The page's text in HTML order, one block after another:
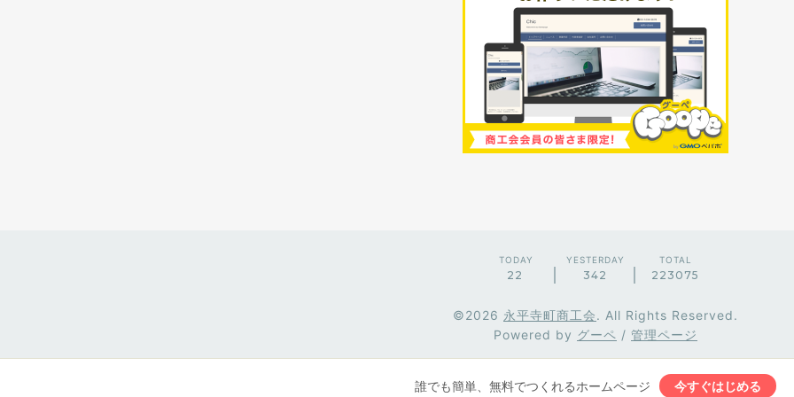
TODAY
22
YESTERDAY
342
TOTAL
223075
©2026 永平寺町商工会. All Rights Reserved.
Powered by グーペ / 管理ページ
誰でも簡単、無料でつくれるホームページ 今すぐはじめる